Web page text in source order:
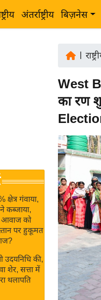
अंतर्राष्ट्रीय बिज़नेस
गंवाया,
कब्जाया,
आवाज को
पर हुकूमत
उदयनिधि की,
शेर, सत्ता में
थलापति
West
का रण